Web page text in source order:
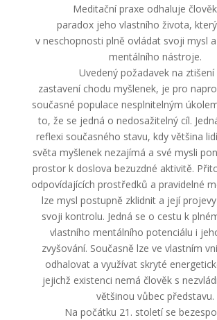
Meditační praxe odhaluje
paradox jeho vlastního života,
v neschopnosti plně ovládat svoji mysl
mentálního nástroje.
Uvedený požadavek na ztišení
zastavení chodu myšlenek, je pro
současné populace nesplnitelným
to, že se jedná o nedosažitelný cíl.
reflexi současného stavu, kdy většina
světa myšlenek nezajímá a své mysli
prostor k doslova bezuzdné aktivitě.
odpovídajících prostředků a pravidelné
lze mysl postupně zklidnit a její
svoji kontrolu. Jedná se o cestu k
vlastního mentálního potenciálu i
zvyšování. Současně lze ve vlastním
odhalovat a využívat skryté
jejichž existenci nemá člověk s
většinou vůbec představu.
Na počátku 21. století se